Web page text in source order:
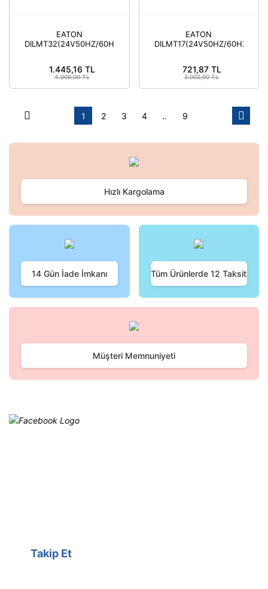
EATON
DILMT32(24V50HZ/60HZ)
1.445,16 TL
4.009,00 TL
EATON
DILMT17(24V50HZ/60HZ)
721,87 TL
2.002,00 TL
1 2 3 4 .. 9
Hızlı Kargolama
14 Gün İade İmkanı Tüm Ürünlerde 12 Taksit
Müşteri Memnuniyeti
Takip Et